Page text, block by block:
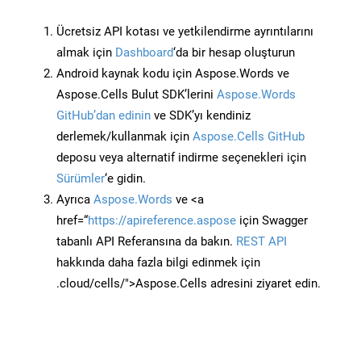
Ücretsiz API kotası ve yetkilendirme ayrıntılarını
almak için Dashboard‘da bir hesap oluşturun
Android kaynak kodu için Aspose.Words ve
Aspose.Cells Bulut SDK’lerini Aspose.Words
GitHub’dan edinin ve SDK’yı kendiniz
derlemek/kullanmak için Aspose.Cells GitHub
deposu veya alternatif indirme seçenekleri için
Sürümler‘e gidin.
Ayrıca Aspose.Words ve <a
href=“https://apireference.aspose için Swagger
tabanlı API Referansına da bakın. REST API
hakkında daha fazla bilgi edinmek için
.cloud/cells/">Aspose.Cells adresini ziyaret edin.